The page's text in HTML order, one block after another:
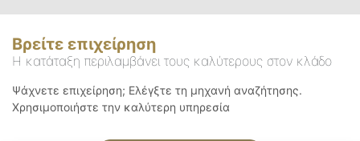
Βρείτε επιχείρηση
Η κατάταξη περιλαμβάνει τους καλύτερους στον κλάδο
Ψάχνετε επιχείρηση; Ελέγξτε τη μηχανή αναζήτησης.
Χρησιμοποιήστε την καλύτερη υπηρεσία